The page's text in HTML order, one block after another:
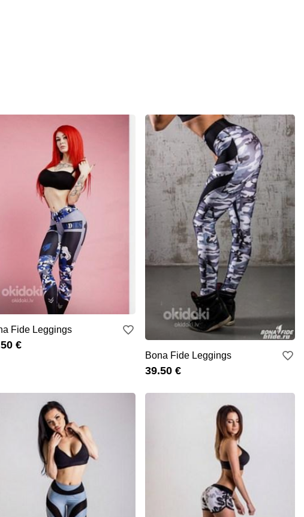
Fide Leggings
€
Bona Fide Leggings
39.50 €